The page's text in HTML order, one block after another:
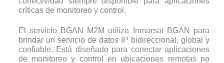
críticas de monitoreo y control.
El servicio BGAN M2M utiliza Inmarsat BGAN para
brindar un servicio de datos IP bidireccional, global y
confiable. Está diseñado para conectar aplicaciones
de monitoreo y control en ubicaciones remotas no